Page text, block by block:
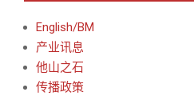
English/BM
产业讯息
他山之石
传播政策